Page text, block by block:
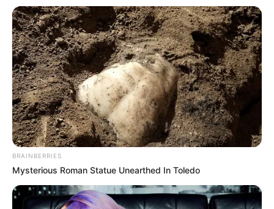
BRAINBERRIES
Mysterious Roman Statue Unearthed In Toledo